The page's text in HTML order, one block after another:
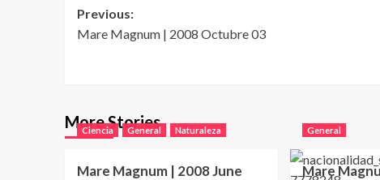
Post
navigation
Previous:
Mare Magnum | 2008 Octubre 03
More Stories
Ciencia General Naturaleza
Mare Magnum | 2008 June
General
Mare